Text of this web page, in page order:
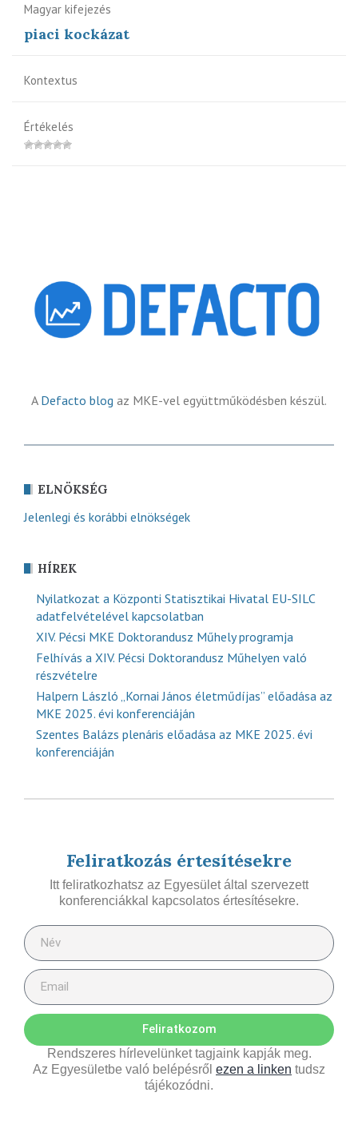
Magyar kifejezés
piaci kockázat
Kontextus
Értékelés
A Defacto blog az MKE-vel együttműködésben készül.
ELNÖKSÉG
Jelenlegi és korábbi elnökségek
HÍREK
Nyilatkozat a Központi Statisztikai Hivatal EU-SILC
adatfelvételével kapcsolatban
XIV. Pécsi MKE Doktorandusz Műhely programja
Felhívás a XIV. Pécsi Doktorandusz Műhelyen való
részvételre
Halpern László „Kornai János életműdíjas” előadása az
MKE 2025. évi konferenciáján
Szentes Balázs plenáris előadása az MKE 2025. évi
konferenciáján
Feliratkozás értesítésekre
Itt feliratkozhatsz az Egyesület által szervezett
konferenciákkal kapcsolatos értesítésekre.
Feliratkozom
Rendszeres hírlevelünket tagjaink kapják meg.
Az Egyesületbe való belépésről ezen a linken tudsz
tájékozódni.